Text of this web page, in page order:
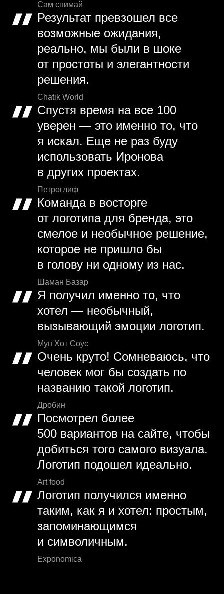
Сам снимай
Результат превзошел все
возможные ожидания,
реально, мы были в шоке
от простоты и элегантности
решения.
Chatik World
Спустя время на все 100
уверен — это именно то, что
я искал. Еще не раз буду
использовать Иронова
в других проектах.
Петроглиф
Команда в восторге
от логотипа для бренда, это
смелое и необычное решение,
которое не пришло бы
в голову ни одному из нас.
Шаман Базар
Я получил именно то, что
хотел — необычный,
вызывающий эмоции логотип.
Мун Хот Соус
Очень круто! Сомневаюсь, что
человек мог бы создать по
названию такой логотип.
Дробин
Посмотрел более
500 вариантов на сайте, чтобы
добиться того самого визуала.
Логотип подошел идеально.
Art food
Логотип получился именно
таким, как я и хотел: простым,
запоминающимся
и символичным.
Exponomica